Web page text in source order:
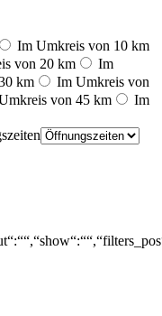
Im Umkreis von 10 km
von 20 km
Im
km
Im Umkreis von
von 45 km
Im